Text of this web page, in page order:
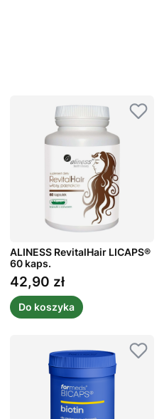
ALINESS RevitalHair LICAPS®
60 kaps.
Cena
42,90 zł
Do koszyka